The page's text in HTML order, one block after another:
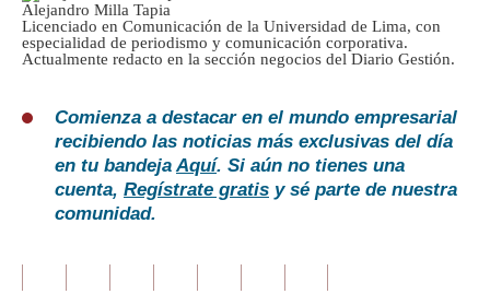
Alejandro Milla Tapia
Licenciado en Comunicación de la Universidad de Lima, con
especialidad de periodismo y comunicación corporativa.
Actualmente redacto en la sección negocios del Diario Gestión.
Comienza a destacar en el mundo empresarial
recibiendo las noticias más exclusivas del día
en tu bandejaAquí. Si aún no tienes una
cuenta, Regístrate gratis y sé parte de nuestra
comunidad.